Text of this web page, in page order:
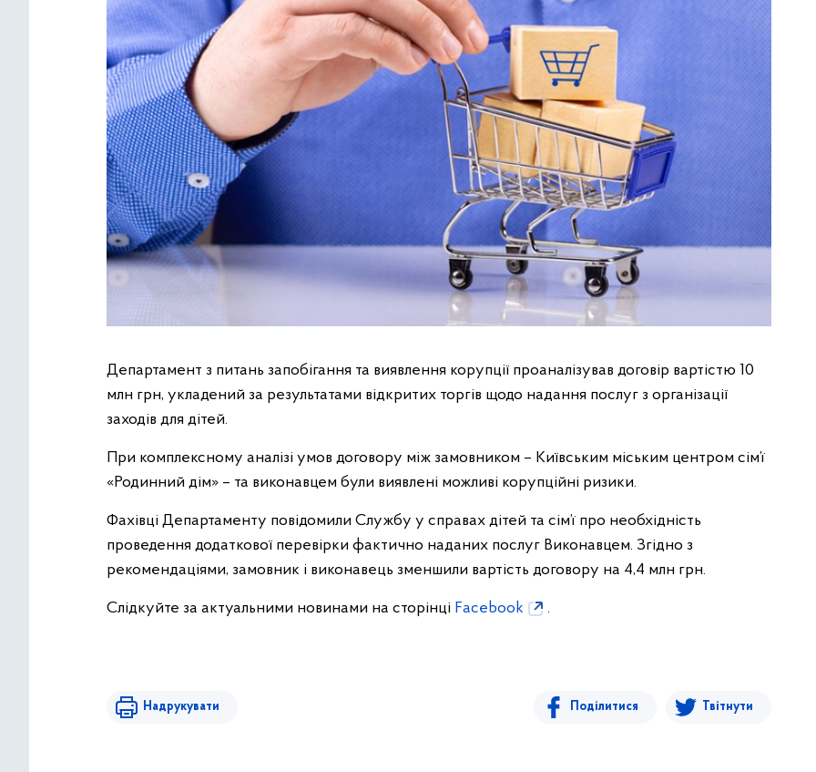
Департамент з питань запобігання та виявлення корупції проаналізував договір вартістю 10
млн грн, укладений за результатами відкритих торгів щодо надання послуг з організації
заходів для дітей.
При комплексному аналізі умов договору між замовником – Київським міським центром сім’ї
«Родинний дім» – та виконавцем були виявлені можливі корупційні ризики.
Фахівці Департаменту повідомили Службу у справах дітей та сім’ї про необхідність
проведення додаткової перевірки фактично наданих послуг Виконавцем. Згідно з
рекомендаціями, замовник і виконавець зменшили вартість договору на 4,4 млн грн.
Слідкуйте за актуальними новинами на сторінці Facebook .
Надрукувати Поділитися Твітнути